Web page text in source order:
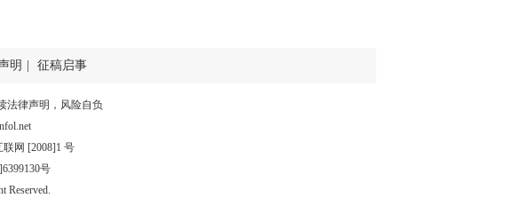
明 征稿启事
法律声明 ，风险自负
网 [2008]1 号
号
Reserved.